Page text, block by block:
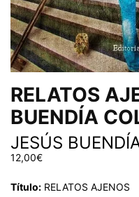
RELATOS
BUENDÍA
JESÚS
12,00€
Título: RELATOS AJENOS